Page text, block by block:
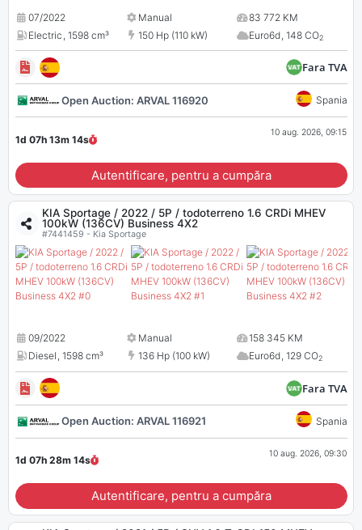
07/2022 Manual
83 772 KM
Electric, 1598 cm³ 150 Hp (110 kW) Euro6d, 148 CO2
Fara TVA
Open Auction: ARVAL 116920 Spania
1d 07h 13m 13s
10 aug. 2026, 09:15
Autentificare, pentru a cumpăra
KIA Sportage / 2022 / 5P / todoterreno 1.6 CRDi MHEV
100kW (136CV) Business 4X2
#7441459 - Kia Sportage
09/2022 Manual
158 345 KM
Diesel, 1598 cm³ 136 Hp (100 kW) Euro6d, 129 CO2
Fara TVA
Open Auction: ARVAL 116921 Spania
1d 07h 28m 13s
10 aug. 2026, 09:30
Autentificare, pentru a cumpăra